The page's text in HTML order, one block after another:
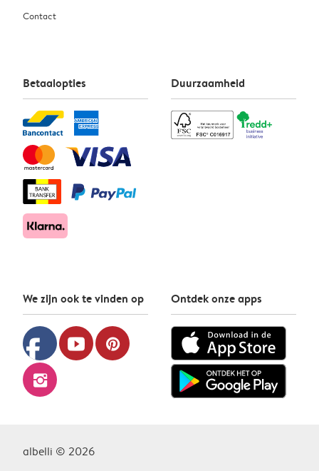
Contact
Betaalopties Duurzaamheid
We zijn ook te vinden op
facebook youtube pinterest
instagram
Ontdek onze apps
albelli © 2026